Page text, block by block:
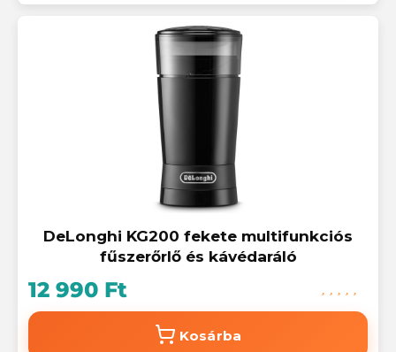
DeLonghi KG200 fekete multifunkciós
fűszerőrlő és kávédaráló
12 990 Ft
Kosárba